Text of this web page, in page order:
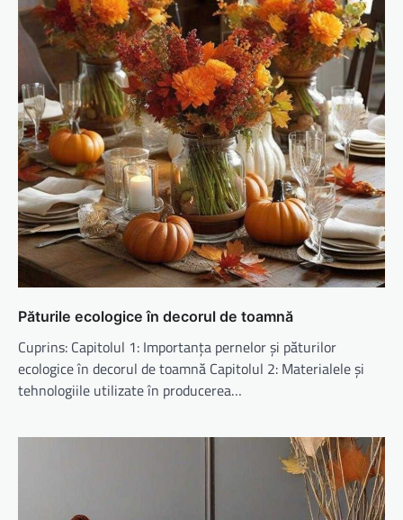
Păturile ecologice în decorul de toamnă
Cuprins: Capitolul 1: Importanța pernelor și păturilor
ecologice în decorul de toamnă Capitolul 2: Materialele și
tehnologiile utilizate în producerea…